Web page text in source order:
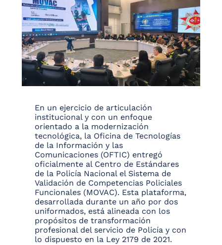
En un ejercicio de articulación
institucional y con un enfoque
orientado a la modernización
tecnológica, la Oficina de Tecnologías
de la Información y las
Comunicaciones (OFTIC) entregó
oficialmente al Centro de Estándares
de la Policía Nacional el Sistema de
Validación de Competencias Policiales
Funcionales (MOVAC). Esta plataforma,
desarrollada durante un año por dos
uniformados, está alineada con los
propósitos de transformación
profesional del servicio de Policía y con
lo dispuesto en la Ley 2179 de 2021.